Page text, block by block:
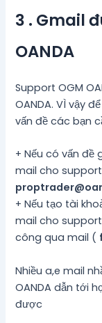
3 . Gmail
OANDA
Support OGM
OANDA. VÌ vậy
vấn đề các bạn
+ Nếu có vấn đề
mail cho
+ Nếu tạo tài
mail cho support
công qua mail (
Nhiều a,e mail
OANDA dẫn tới
được